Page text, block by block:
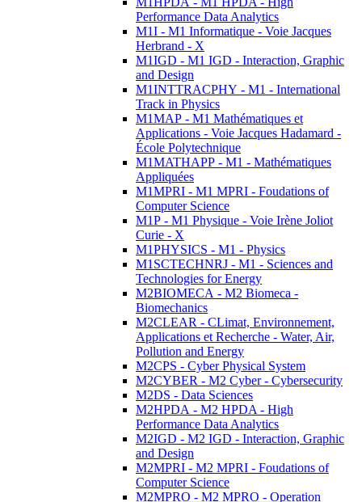
Performance Data Analytics
M1I - M1 Informatique - Voie Jacques
Herbrand - X
M1IGD - M1 IGD - Interaction, Graphic
and Design
M1INTTRACPHY - M1 - International
Track in Physics
M1MAP - M1 Mathématiques et
Applications - Voie Jacques Hadamard -
École Polytechnique
M1MATHAPP - M1 - Mathématiques
Appliquées
M1MPRI - M1 MPRI - Foudations of
Computer Science
M1P - M1 Physique - Voie Irène Joliot
Curie - X
M1PHYSICS - M1 - Physics
M1SCTECHNRJ - M1 - Sciences and
Technologies for Energy
M2BIOMECA - M2 Biomeca -
Biomechanics
M2CLEAR - CLimat, Environnement,
Applications et Recherche - Water, Air,
Pollution and Energy
M2CPS - Cyber Physical System
M2CYBER - M2 Cyber - Cybersecurity
M2DS - Data Sciences
M2HPDA - M2 HPDA - High
Performance Data Analytics
M2IGD - M2 IGD - Interaction, Graphic
and Design
M2MPRI - M2 MPRI - Foudations of
Computer Science
M2MPRO - M2 MPRO - Operation